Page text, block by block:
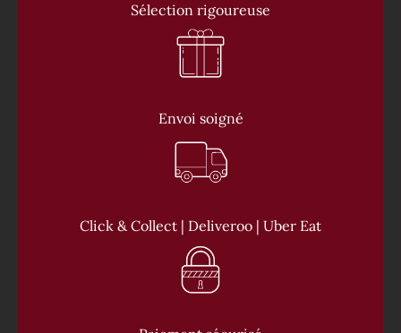
Sélection rigoureuse
Envoi soigné
Click & Collect | Deliveroo | Uber Eat